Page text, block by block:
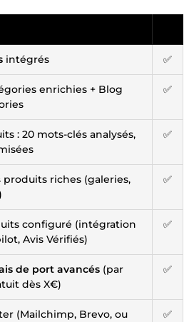
intégrés ✅
enrichies + Blog
✅
: 20 mots-clés analysés,
✅
riches (galeries,
✅
configuré (intégration
Avis Vérifiés)
✅
de port avancés (par
dès X€)
✅
(Mailchimp, Brevo, ou ✅